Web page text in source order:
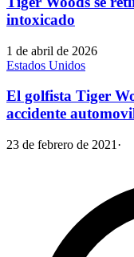
intoxicado
1 de abril de 2026
Estados Unidos
El golfista Tiger
accidente
23 de febrero de 2021 ·